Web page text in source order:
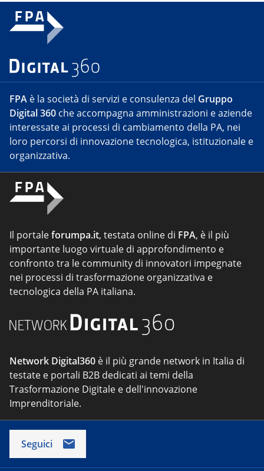
FPA è la società di servizi e consulenza del Gruppo
Digital 360 che accompagna amministrazioni e aziende
interessate ai processi di cambiamento della PA, nei
loro percorsi di innovazione tecnologica, istituzionale e
organizzativa.
Il portaleforumpa.it, testata online di FPA, è il più
importante luogo virtuale di approfondimento e
confronto tra le community di innovatori impegnate
nei processi di trasformazione organizzativa e
tecnologica della PA italiana.
Network Digital360 è il più grande network in Italia di
testate e portali B2B dedicati ai temi della
Trasformazione Digitale e dell'innovazione
Imprenditoriale.
Seguici